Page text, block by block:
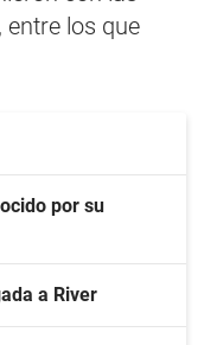
entre los que
por su
a River